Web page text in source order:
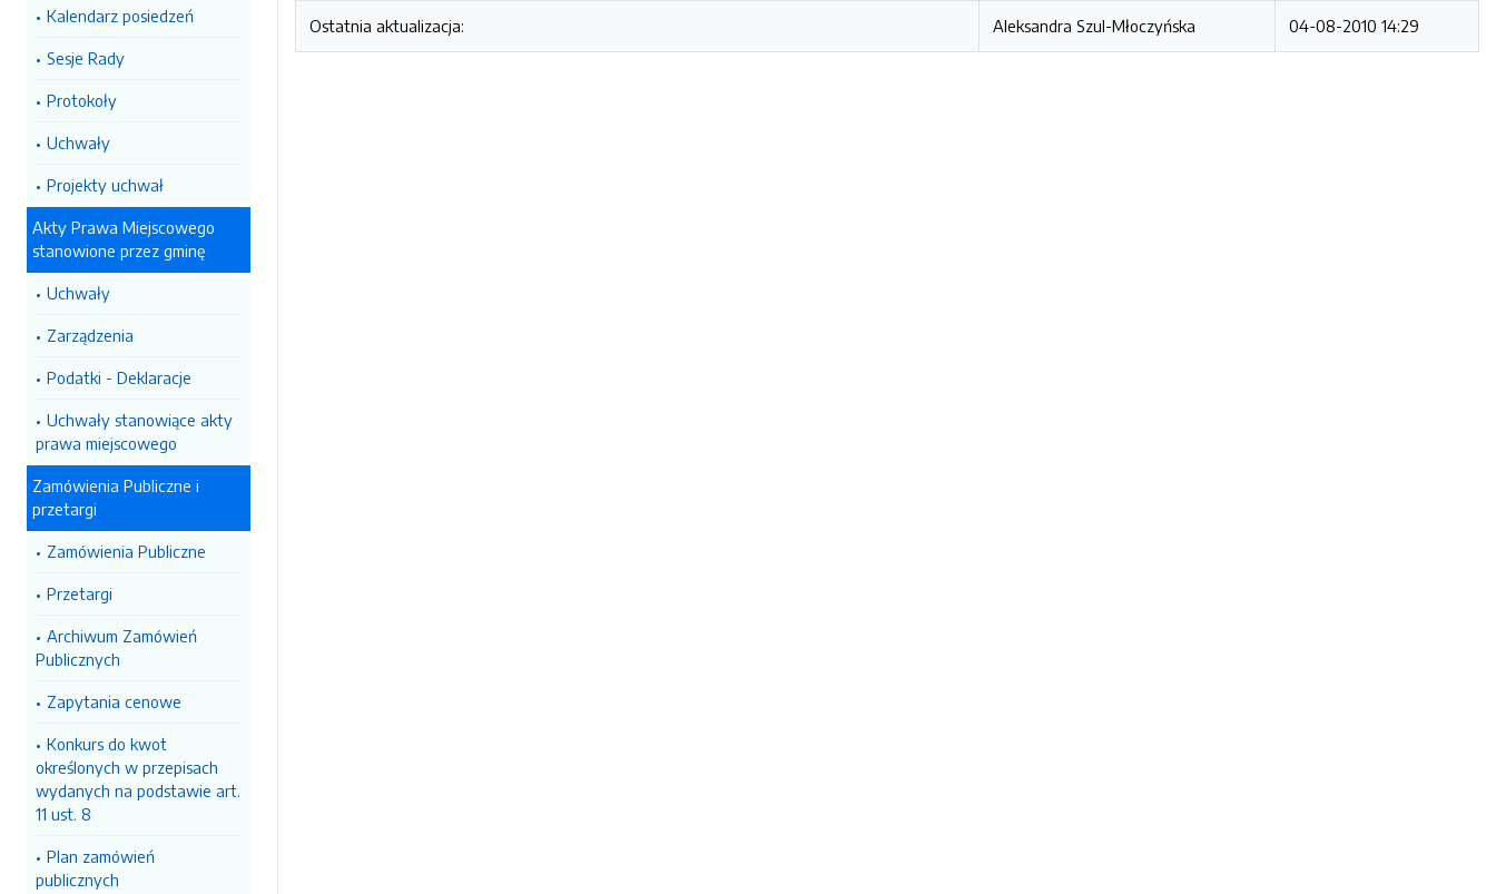
Kalendarz posiedzeń
Sesje Rady
Protokoły
Uchwały
Projekty uchwał
Akty Prawa Miejscowego
stanowione przez gminę
Uchwały
Zarządzenia
Podatki - Deklaracje
Uchwały stanowiące akty
prawa miejscowego
Zamówienia Publiczne i
przetargi
Zamówienia Publiczne
Przetargi
Archiwum Zamówień
Publicznych
Zapytania cenowe
Konkurs do kwot
określonych w przepisach
wydanych na podstawie art.
11 ust. 8
Plan zamówień
publicznych
Ostatnia aktualizacja: Aleksandra Szul-Młoczyńska 04-08-2010 14:29